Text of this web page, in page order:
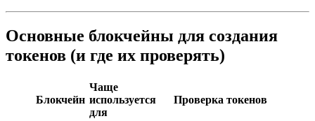
Основные блокчейны для создания
токенов (и где их проверять)
Блокчейн
Чаще
используется
для
Проверка токенов